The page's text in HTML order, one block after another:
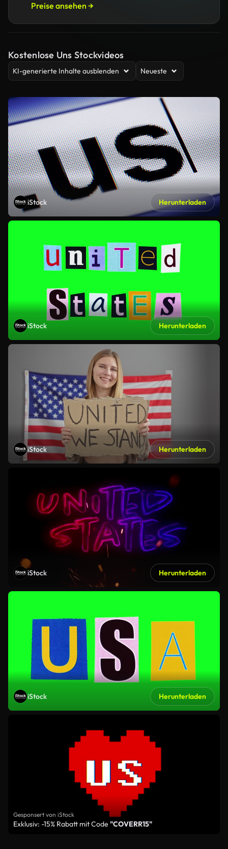
Preise ansehen →
Kostenlose Uns Stockvideos
KI-generierte Inhalte ausblenden Neueste
iStock Herunterladen
iStock Herunterladen
iStock Herunterladen
iStock Herunterladen
iStock Herunterladen
Gesponsert von iStock
Exklusiv: -15% Rabatt mit Code "COVERR15"